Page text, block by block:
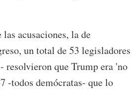
las acusaciones, la de
un total de 53 legisladores
resolvieron que Trump era 'no
-todos demócratas- que lo